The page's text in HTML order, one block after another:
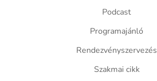
Podcast
Programajánló
Rendezvényszervezés
Szakmai cikk